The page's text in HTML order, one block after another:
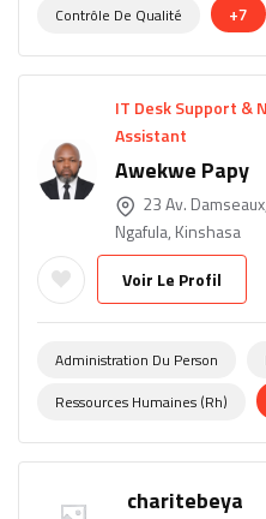
Contrôle De Qualité +7
IT Desk Support &
Assistant
Awekwe Papy
23 Av.
Ngafula, Kinshasa
Voir Le Profil
Administration Du Person
Ressources Humaines (rh)
charitebeya